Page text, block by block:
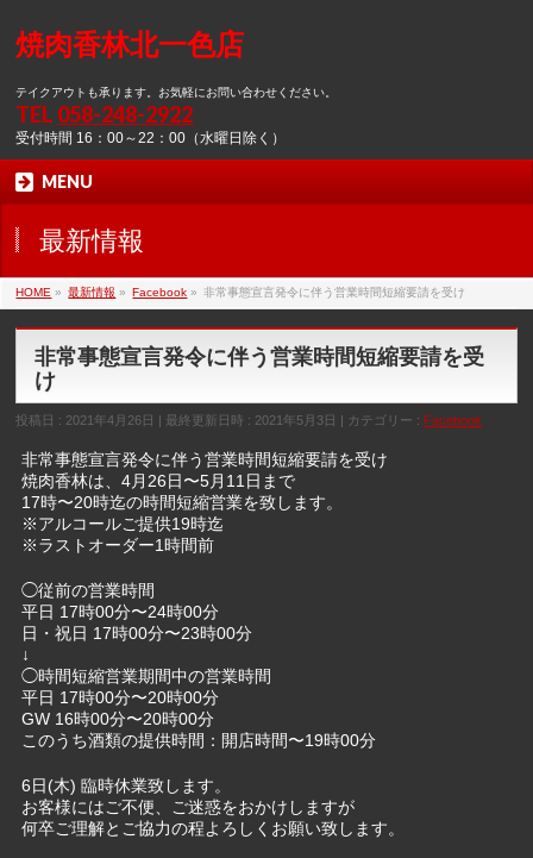
焼肉香林北一色店
テイクアウトも承ります。お気軽にお問い合わせください。
TEL 058-248-2922
受付時間 16：00～22：00（水曜日除く）
MENU
最新情報
HOME » 最新情報 » Facebook » 非常事態宣言発令に伴う営業時間短縮要請を受け
非常事態宣言発令に伴う営業時間短縮要請を受
け
投稿日 : 2021年4月26日 最終更新日時 : 2021年5月3日 カテゴリー : Facebook
非常事態宣言発令に伴う営業時間短縮要請を受け
焼肉香林は、4月26日〜5月11日まで
17時〜20時迄の時間短縮営業を致します。
※アルコールご提供19時迄
※ラストオーダー1時間前
◯従前の営業時間
平日 17時00分〜24時00分
日・祝日 17時00分〜23時00分
↓
◯時間短縮営業期間中の営業時間
平日 17時00分〜20時00分
GW 16時00分〜20時00分
このうち酒類の提供時間：開店時間〜19時00分
6日(木) 臨時休業致します。
お客様にはご不便、ご迷惑をおかけしますが
何卒ご理解とご協力の程よろしくお願い致します。